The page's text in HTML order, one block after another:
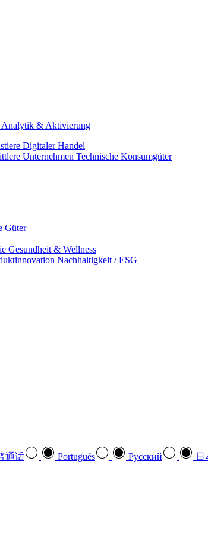
Analytik & Aktivierung
Digitaler Handel
Unternehmen Technische Konsumgüter
Güter
Gesundheit & Wellness
Nachhaltigkeit / ESG
通话 Português Pусский 日